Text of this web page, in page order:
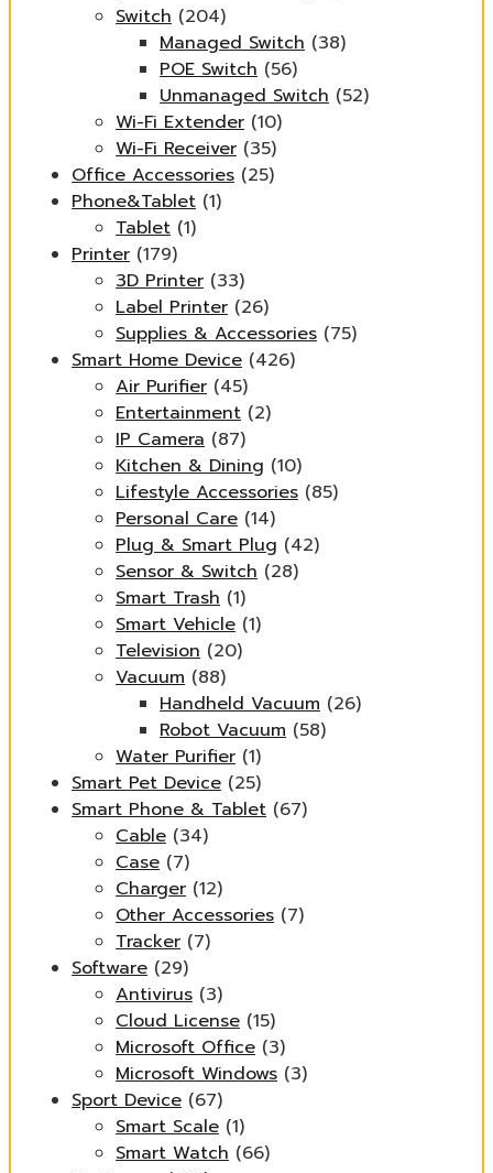
Switch (204)
Managed Switch (38)
POE Switch (56)
Unmanaged Switch (52)
Wi-Fi Extender (10)
Wi-Fi Receiver (35)
Office Accessories (25)
Phone&Tablet (1)
Tablet (1)
Printer (179)
3D Printer (33)
Label Printer (26)
Supplies & Accessories (75)
Smart Home Device (426)
Air Purifier (45)
Entertainment (2)
IP Camera (87)
Kitchen & Dining (10)
Lifestyle Accessories (85)
Personal Care (14)
Plug & Smart Plug (42)
Sensor & Switch (28)
Smart Trash (1)
Smart Vehicle (1)
Television (20)
Vacuum (88)
Handheld Vacuum (26)
Robot Vacuum (58)
Water Purifier (1)
Smart Pet Device (25)
Smart Phone & Tablet (67)
Cable (34)
Case (7)
Charger (12)
Other Accessories (7)
Tracker (7)
Software (29)
Antivirus (3)
Cloud License (15)
Microsoft Office (3)
Microsoft Windows (3)
Sport Device (67)
Smart Scale (1)
Smart Watch (66)